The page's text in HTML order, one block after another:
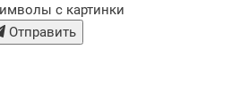
с картинки
Отправить